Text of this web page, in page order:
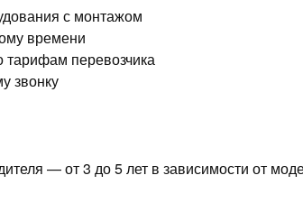
с монтажом
времени
перевозчика
звонку
— от 3 до 5 лет в зависимости от